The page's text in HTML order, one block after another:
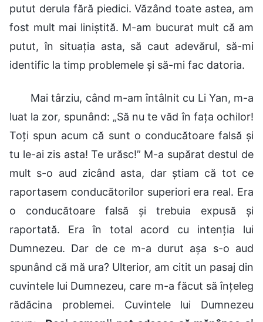
putut derula fără piedici. Văzând toate astea, am
fost mult mai liniștită. M-am bucurat mult că am
putut, în situația asta, să caut adevărul, să-mi
identific la timp problemele și să-mi fac datoria.
Mai târziu, când m-am întâlnit cu Li Yan, m-a
luat la zor, spunând: „Să nu te văd în fața ochilor!
Toți spun acum că sunt o conducătoare falsă și
tu le-ai zis asta! Te urăsc!” M-a supărat destul de
mult s-o aud zicând asta, dar știam că tot ce
raportasem conducătorilor superiori era real. Era
o conducătoare falsă și trebuia expusă și
raportată. Era în total acord cu intenția lui
Dumnezeu. Dar de ce m-a durut așa s-o aud
spunând că mă ura? Ulterior, am citit un pasaj din
cuvintele lui Dumnezeu, care m-a făcut să înțeleg
rădăcina problemei. Cuvintele lui Dumnezeu